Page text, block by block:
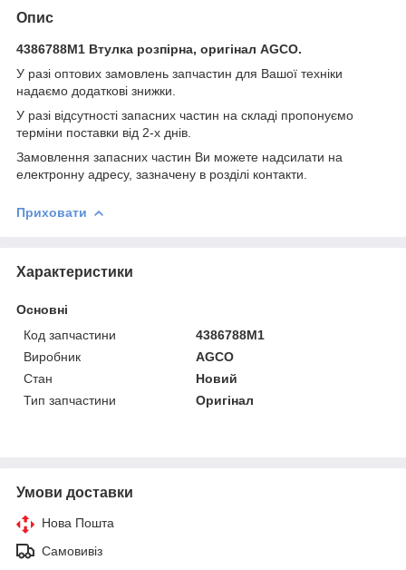
Опис
4386788M1 Втулка розпірна, оригінал AGCO.
У разі оптових замовлень запчастин для Вашої техніки
надаємо додаткові знижки.
У разі відсутності запасних частин на складі пропонуємо
терміни поставки від 2-х днів.
Замовлення запасних частин Ви можете надсилати на
електронну адресу, зазначену в розділі контакти.
Приховати
Характеристики
Основні
Код запчастини
4386788M1
Виробник
AGCO
Стан
Новий
Тип запчастини
Оригінал
Умови доставки
Нова Пошта
Самовивіз